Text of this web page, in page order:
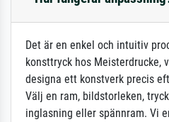
Det är en enkel och intuitiv
konsttryck hos Meisterdrucke,
designa ett konstverk precis
Välj en ram, bildstorleken,
inglasning eller spännram. Vi